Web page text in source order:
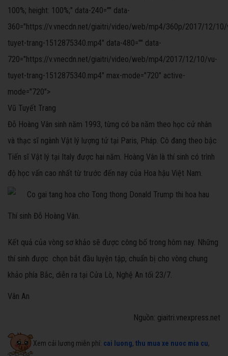
100%; height: 100%;" data-240="" data-
360="https://v.vnecdn.net/giaitri/video/web/mp4/360p/2017/12/10/
tuyet-trang-1512875340.mp4" data-480="" data-
720="https://v.vnecdn.net/giaitri/video/web/mp4/2017/12/10/vu-
tuyet-trang-1512875340.mp4" max-mode="720" active-
mode="720">
Vũ Tuyết Trang
Đỗ Hoàng Vân sinh năm 1993, từng có ba năm theo học cử nhân
và thạc sĩ ngành Vật lý lượng tử tại Paris, Pháp. Cô đang theo bậc
Tiến sĩ Vật lý tại Italy được hai năm. Hoàng Vân là thí sinh có trình
độ học vấn cao nhất từ trước đến nay của Hoa hậu Việt Nam.
Thí sinh Đỗ Hoàng Vân.
Kết quả của vòng sơ khảo sẽ được công bố trong hôm nay. Những
thí sinh được chọn bắt đầu luyện tập, chuẩn bị cho vòng chung
khảo phía Bắc, diễn ra tại Cửa Lò, Nghệ An tối 23/7.
Vân An
Nguồn: giaitri.vnexpress.net
Xem cải lương miễn phí: cai luong, thu mua xe nuoc mia cu,